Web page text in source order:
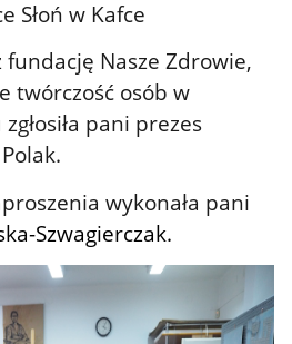
Słoń w Kafce
Nasze Zdrowie,
twórczość osób w
pani prezes
wykonała pani
Szwagierczak.